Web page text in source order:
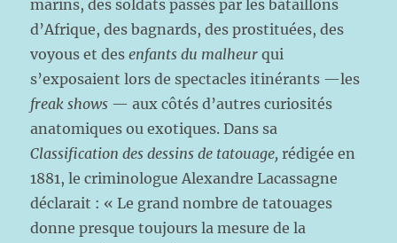
marins, des soldats passés par les bataillons
d’Afrique, des bagnards, des prostituées, des
voyous et desenfants du malheur qui
s’exposaient lors de spectacles itinérants —les
freak shows — aux côtés d’autres curiosités
anatomiques ou exotiques. Dans sa
Classification des dessins de tatouage, rédigée en
1881, le criminologue Alexandre Lacassagne
déclarait : « Le grand nombre de tatouages
donne presque toujours la mesure de la